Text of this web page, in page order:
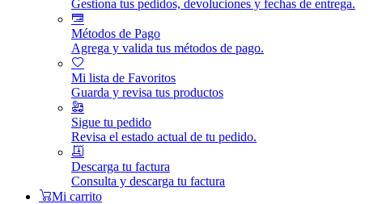
Gestiona tus pedidos, devoluciones y fechas de entrega.
Métodos de Pago
Agrega y valida tus métodos de pago.
Mi lista de Favoritos
Guarda y revisa tus productos
Sigue tu pedido
Revisa el estado actual de tu pedido.
Descarga tu factura
Consulta y descarga tu factura
Mi carrito